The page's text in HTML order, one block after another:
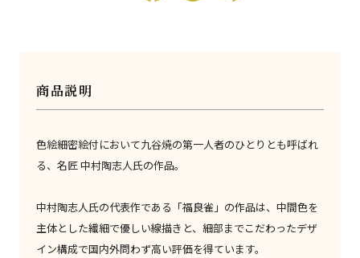
商品説明
色絵細密絵付において九谷焼の第一人者のひとりとも呼ばれ
る、名匠 中村陶志人氏の作品。
中村陶志人氏の代表作である「福良雀」の作品は、中間色を
主体とした繊細で優しい線描きと、細部までこだわったデザ
イン構成で国内外問わず高い評価を得ています。